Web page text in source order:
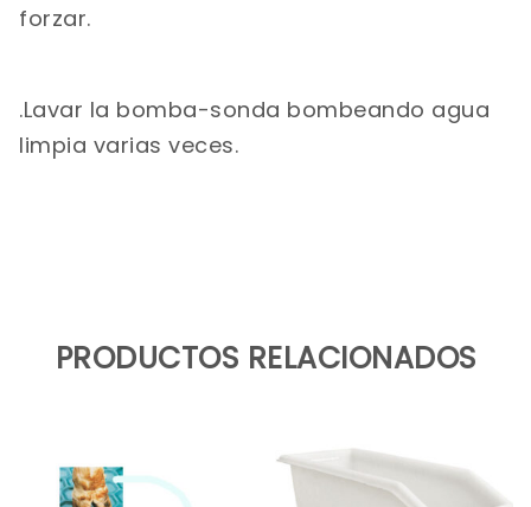
forzar.
.Lavar la bomba-sonda bombeando agua
limpia varias veces.
PRODUCTOS RELACIONADOS